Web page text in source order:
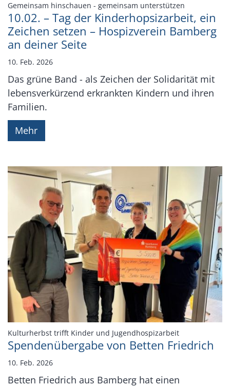
Gemeinsam hinschauen - gemeinsam unterstützen
10.02. – Tag der Kinderhopsizarbeit, ein
Zeichen setzen – Hospizverein Bamberg
an deiner Seite
10. Feb. 2026
Das grüne Band - als Zeichen der Solidarität mit
lebensverkürzend erkrankten Kindern und ihren
Familien.
Mehr
Kulturherbst trifft Kinder und Jugendhospizarbeit:
Spendenübergabe von Betten Friedrich
10. Feb. 2026
Betten Friedrich aus Bamberg hat einen